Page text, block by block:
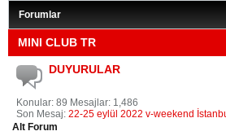
Forumlar
MINI CLUB TR
DUYURULAR
Konular: 89 Mesajlar: 1,486
Son Mesaj: 22-25 eylül 2022 v-weekend
Alt Forum